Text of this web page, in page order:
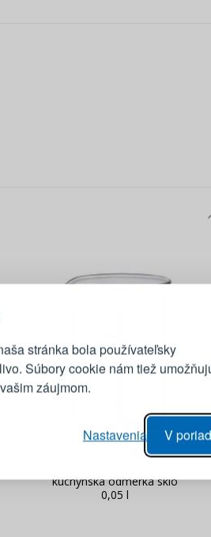
stránka bola používateľsky
Súbory cookie nám tiež
záujmom.
V
Nastavenia
kuchynská odmerka sklo
0,05 l
E-mail
PRIHLÁSIŤ